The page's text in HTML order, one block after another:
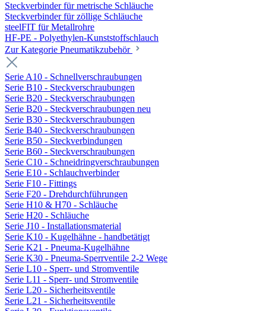
Steckverbinder für metrische Schläuche
Steckverbinder für zöllige Schläuche
steelFIT für Metallrohre
HF-PE - Polyethylen-Kunststoffschlauch
Zur Kategorie Pneumatikzubehör
Serie A10 - Schnellverschraubungen
Serie B10 - Steckverschraubungen
Serie B20 - Steckverschraubungen
Serie B20 - Steckverschraubungen neu
Serie B30 - Steckverschraubungen
Serie B40 - Steckverschraubungen
Serie B50 - Steckverbindungen
Serie B60 - Steckverschraubungen
Serie C10 - Schneidringverschraubungen
Serie E10 - Schlauchverbinder
Serie F10 - Fittings
Serie F20 - Drehdurchführungen
Serie H10 & H70 - Schläuche
Serie H20 - Schläuche
Serie J10 - Installationsmaterial
Serie K10 - Kugelhähne - handbetätigt
Serie K21 - Pneuma-Kugelhähne
Serie K30 - Pneuma-Sperrventile 2-2 Wege
Serie L10 - Sperr- und Stromventile
Serie L11 - Sperr- und Stromventile
Serie L20 - Sicherheitsventile
Serie L21 - Sicherheitsventile